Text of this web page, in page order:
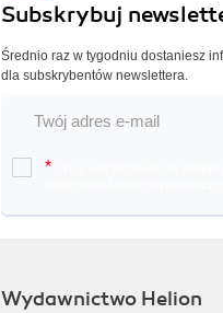
Subskrybuj
Średnio raz w tygodniu dostaniesz
dla subskrybentów newslettera.
*
Wydawnictwo Helion